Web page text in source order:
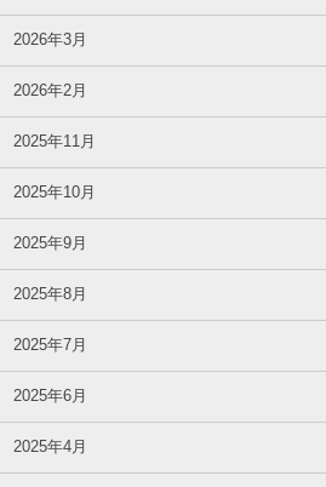
2026年3月
2026年2月
2025年11月
2025年10月
2025年9月
2025年8月
2025年7月
2025年6月
2025年4月